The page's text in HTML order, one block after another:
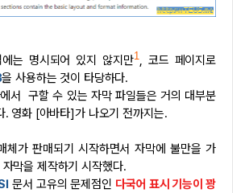
에는 명시되어 있지 않지만1, 코드 페이지로
을 사용하는 것이 타당하다.
에서 구할 수 있는 자막 파일들은 거의 대부분
. 영화 [아바타]가 나오기 전까지는.
막을 제작하기 시작했다.
문서 고유의 문제점인 다국어 표시 기능이 꽝